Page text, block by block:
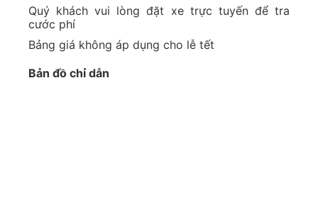
Quý khách vui lòng đặt xe trực tuyến để tra
cước phí
Bảng giá không áp dụng cho lễ tết
Bản đồ chỉ dẫn